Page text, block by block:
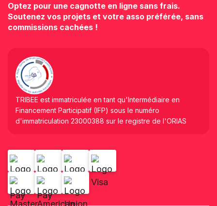
Optez pour une cagnotte en ligne sans frais.
Soutenez vos projets et votre asso préférée, sans
commissions cachées !
TRIBEE est immatriculée en tant qu'Intermédiaire en
Financement Participatif (IFP) sous le numéro
d'immatriculation 23000388 sur le registre de l'ORIAS